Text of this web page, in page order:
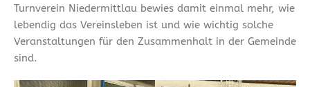
Turnverein Niedermittlau bewies damit einmal mehr, wie
lebendig das Vereinsleben ist und wie wichtig solche
Veranstaltungen für den Zusammenhalt in der Gemeinde
sind.